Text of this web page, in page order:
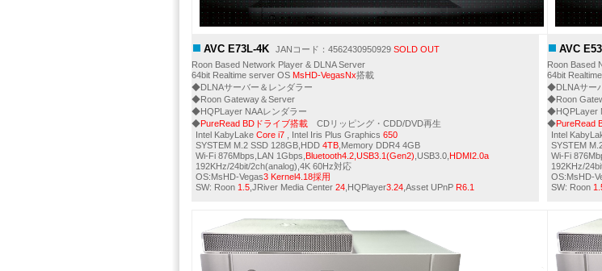
AVC E73L-4K JANコード：4562430950929 SOLD OUT
Roon Based Network Player & DLNA Server
64bit Realtime server OS MsHD-VegasNx搭載
◆DLNAサーバー＆レンダラー
◆Roon Gateway＆Server
◆HQPLayer NAAレンダラー
◆PureRead BDドライブ搭載 CDリッピング・CDD/DVD再生
Intel KabyLake Core i7 , Intel Iris Plus Graphics 650
SYSTEM M.2 SSD 128GB,HDD 4TB ,Memory DDR4 4GB
Wi-Fi 876Mbps,LAN 1Gbps, Bluetooth4.2,USB3.1(Gen2) ,USB3.0, HDMI2.0a
192KHz/24bit/2ch(analog),4K 60Hz対応
OS:MsHD-Vegas3 Kernel4.18採用
SW: Roon 1.5 ,JRiver Media Center 24 ,HQPlayer3.24 ,Asset UPnP R6.1
AVC
Roon Based
64bit
◆DLNAサー
◆Roon
◆HQPLayer
◆PureRead
Intel
SYSTEM
Wi-Fi
192KHz/
OS:MsHD-
SW: Roon